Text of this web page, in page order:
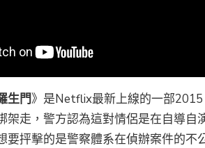
生門》是Netflix最新上線的一部
架走，警方認為這對情侶是在自導
要抨擊的是警察體系在偵辦案件的